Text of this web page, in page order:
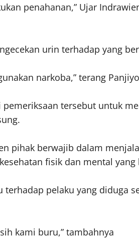
penahanan,” Ujar
urin terhadap yang
narkoba,” terang
tersebut untuk
pihak berwajib dalam
fisik dan mental yang
pelaku yang diduga
kami buru,” tambahnya